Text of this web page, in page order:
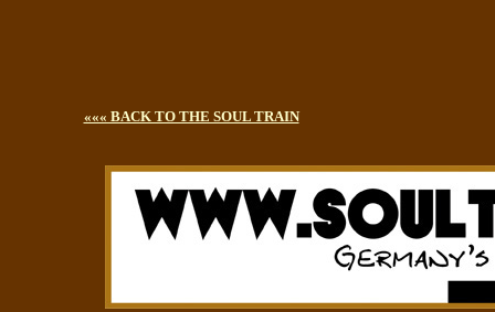
««« BACK TO THE SOUL TRAIN